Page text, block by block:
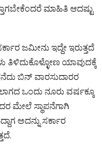
ಮಾಹಿತಿ ಆದಷ್ಟು
ಜಮೀನು ಇದ್ದೇ ಇರುತ್ತದೆ
ತಿಳಿದುಕೊಳ್ಳೋಣ ಯಾವುದಕ್ಕೆ
ಬಿನ್ ವಾರಸುದಾರರ
ಒಂದು ನೂರು ವರ್ಷಕ್ಕೂ
ಮೇಲೆ ಸ್ಥಾಪನೆಗಾಗಿ
ಅದನ್ನು ಸರ್ಕಾರ